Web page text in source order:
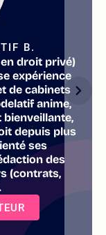
B.
droit privé)
expérience
de cabinets
anime,
depuis plus
ses
des
(contrats,